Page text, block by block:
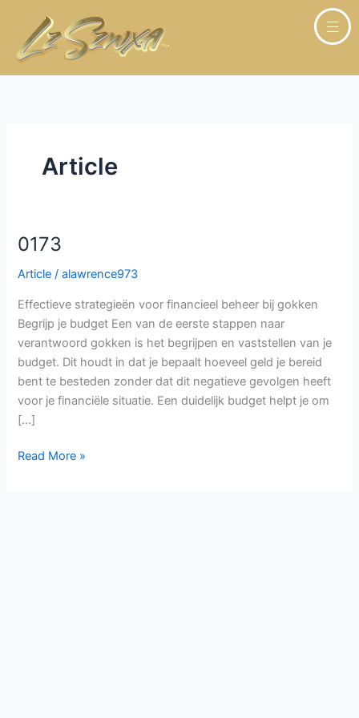
content
Article
0173
Article /alawrence973
Effectieve strategieën voor financieel beheer bij gokken
Begrijp je budget Een van de eerste stappen naar
verantwoord gokken is het begrijpen en vaststellen van je
budget. Dit houdt in dat je bepaalt hoeveel geld je bereid
bent te besteden zonder dat dit negatieve gevolgen heeft
voor je financiële situatie. Een duidelijk budget helpt je om
[…]
0173
Read More »